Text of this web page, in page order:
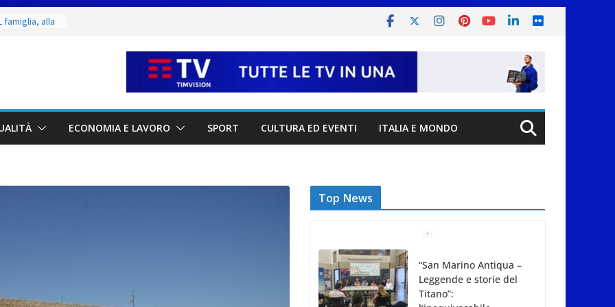
collettiva
Incendi
3 al 9
e
Marino
ECONOMIA E LAVORO SPORT CULTURA ED EVENTI ITALIA E MONDO
Top News
Leggende e storie del
di partecipazione
6 Agosto 2026